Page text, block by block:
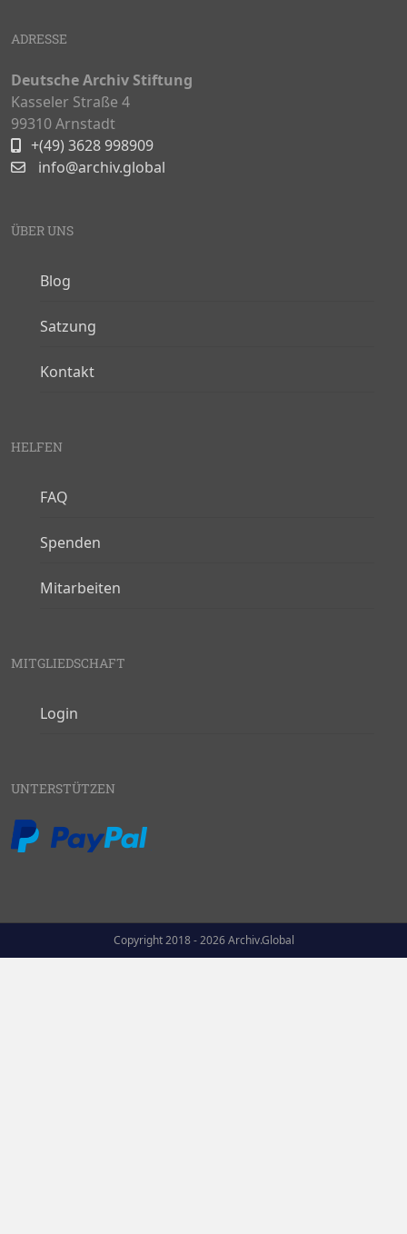
ADRESSE
Deutsche Archiv Stiftung
Kasseler Straße 4
99310 Arnstadt
+(49) 3628 998909
info@archiv.global
ÜBER UNS
Blog
Satzung
Kontakt
HELFEN
FAQ
Spenden
Mitarbeiten
MITGLIEDSCHAFT
Login
UNTERSTÜTZEN
Copyright 2018 - 2026 Archiv.Global